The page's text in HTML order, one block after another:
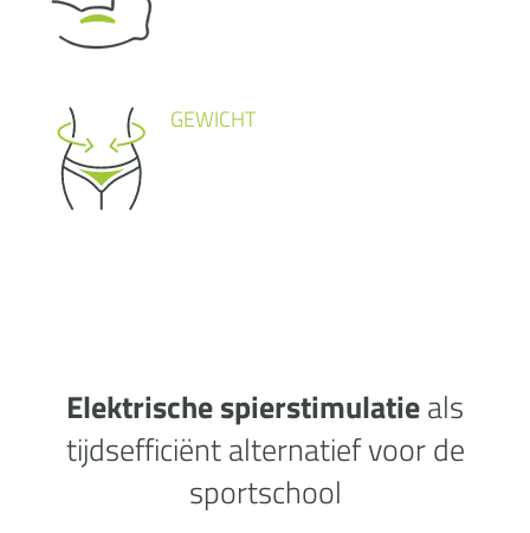
GEWICHT
Elektrische spierstimulatieals
tijdsefficiënt alternatief voor de
sportschool